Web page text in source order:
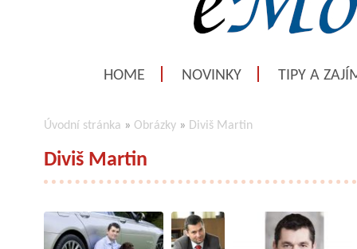
HOME NOVINKY TIPY A
Úvodní stránka » Obrázky » Diviš Martin
Diviš Martin